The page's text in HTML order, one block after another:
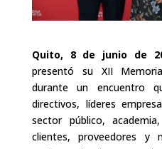
Quito, 8 de junio de
presentó su XII
durante un encuentro
directivos, líderes
sector público,
clientes, proveedores y